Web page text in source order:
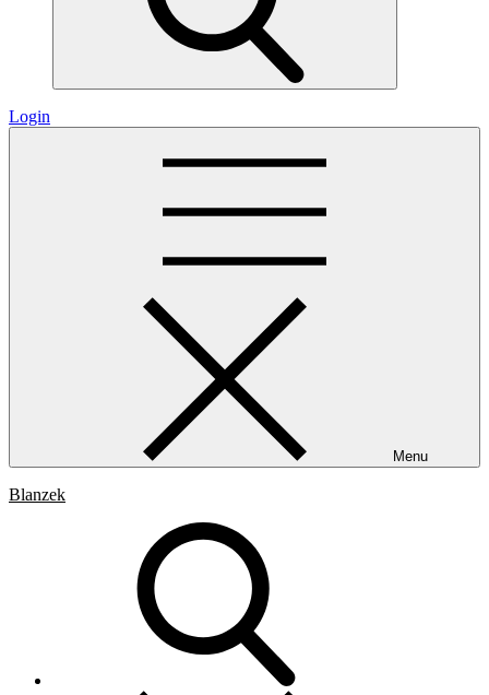
Login
Menu
Blanzek